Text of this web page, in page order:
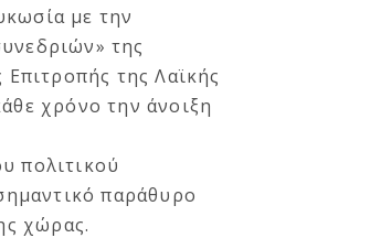
με την
της
της Λαϊκής
χρόνο την άνοιξη
πολιτικού
παράθυρο
χώρας.